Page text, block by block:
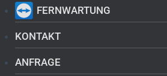
FERNWARTUNG
KONTAKT
ANFRAGE